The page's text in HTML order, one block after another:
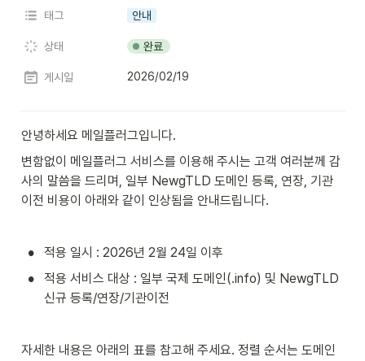
태그 안내
상태 완료
게시일 2026/02/19
안녕하세요 메일플러그입니다.
변함없이 메일플러그 서비스를 이용해 주시는 고객 여러분께 감
사의 말씀을 드리며, 일부 NewgTLD 도메인 등록, 연장, 기관
이전 비용이 아래와 같이 인상됨을 안내드립니다.
• 적용 일시 : 2026년 2월 24일 이후
•
적용 서비스 대상 : 일부 국제 도메인(.info) 및 NewgTLD
신규 등록/연장/기관이전
자세한 내용은 아래의 표를 참고해 주세요. 정렬 순서는 도메인